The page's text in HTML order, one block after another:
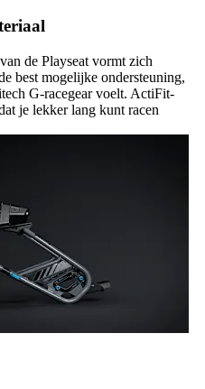
de Playseat vormt zich
best mogelijke ondersteuning,
G-racegear voelt. ActiFit-
je lekker lang kunt racen